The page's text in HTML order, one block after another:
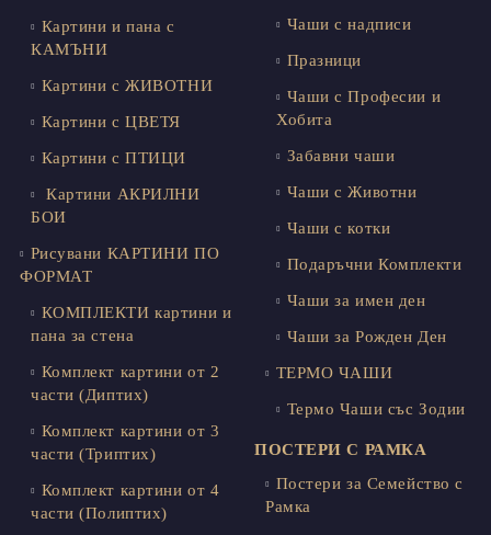
Картини и пана с
КАМЪНИ
Картини с ЖИВОТНИ
Картини с ЦВЕТЯ
Картини с ПТИЦИ
Картини АКРИЛНИ
БОИ
Рисувани КАРТИНИ ПО
ФОРМАТ
КОМПЛЕКТИ картини и
пана за стена
Комплект картини от 2
части (Диптих)
Комплект картини от 3
части (Триптих)
Комплект картини от 4
части (Полиптих)
Чаши с надписи
Празници
Чаши с Професии и
Хобита
Забавни чаши
Чаши с Животни
Чаши с котки
Подаръчни Комплекти
Чаши за имен ден
Чаши за Рожден Ден
ТЕРМО ЧАШИ
Термо Чаши със Зодии
ПОСТЕРИ С РАМКА
Постери за Семейство с
Рамка